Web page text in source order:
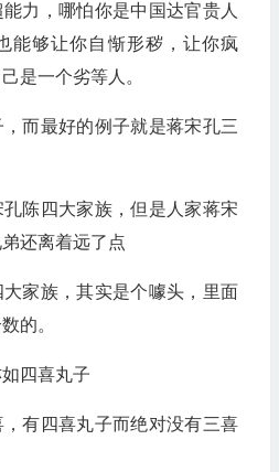
力，哪怕你是中国达官贵人
能够让你自惭形秽，让你疯
是一个劣等人。
而最好的例子就是蒋宋孔三
陈四大家族，但是人家蒋宋
还离着远了点
家族，其实是个噱头，里面
的。
四喜丸子
，有四喜丸子而绝对没有三喜